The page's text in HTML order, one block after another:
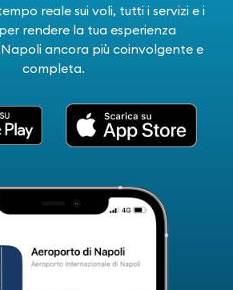
reale sui voli, tutti i servizi e i
rendere la tua esperienza
ancora più coinvolgente e
completa.